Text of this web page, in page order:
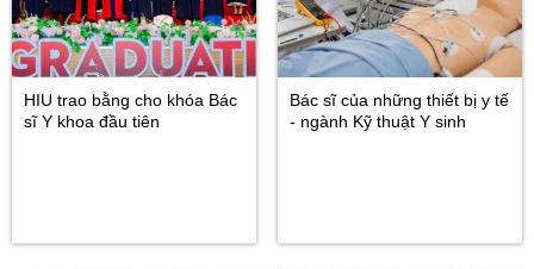
HIU trao bằng cho khóa Bác
sĩ Y khoa đầu tiên
Bác sĩ của những thiết bị y tế
- ngành Kỹ thuật Y sinh